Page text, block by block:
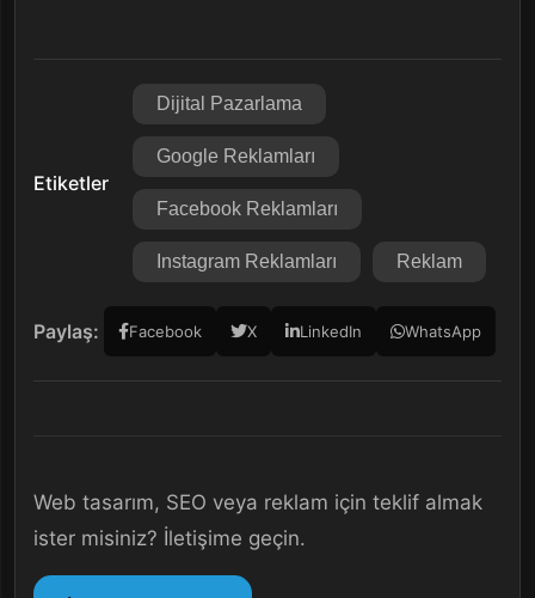
Etiketler
Dijital Pazarlama
Google Reklamları
Facebook Reklamları
Instagram Reklamları Reklam
Paylaş: Facebook X LinkedIn WhatsApp
Web tasarım, SEO veya reklam için teklif almak
ister misiniz? İletişime geçin.